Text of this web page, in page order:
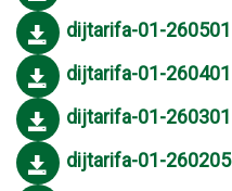
dijtarifa-01-260501
dijtarifa-01-260401
dijtarifa-01-260301
dijtarifa-01-260205